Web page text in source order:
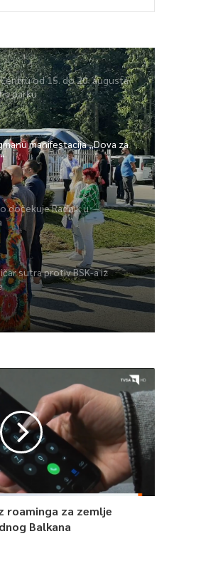
od 15. do 20. augusta
parku
manifestacija „Dova za
dočekuje Radnik u
sutra protiv BSK-a iz
roaminga za zemlje
Balkana